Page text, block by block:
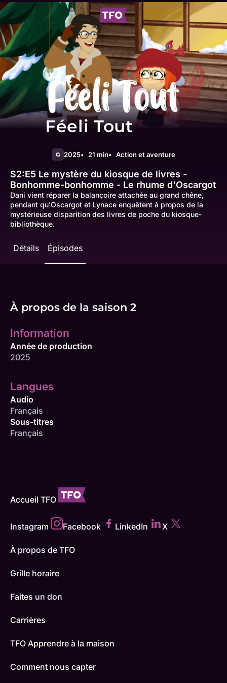
Féeli Tout
G 2025 21 min Action et aventure
S2:E5 Le mystère du kiosque de livres -
Bonhomme-bonhomme - Le rhume d'Oscargot
Dani vient réparer la balançoire attachée au grand chêne,
pendant qu'Oscargot et Lynace enquêtent à propos de la
mystérieuse disparition des livres de poche du kiosque-
bibliothèque.
Détails Épisodes
À propos de la saison 2
Information
Année de production
2025
Langues
Audio
Français
Sous-titres
Français
Accueil TFO
Instagram Facebook LinkedIn X
À propos de TFO
Grille horaire
Faites un don
Carrières
TFO Apprendre à la maison
Comment nous capter